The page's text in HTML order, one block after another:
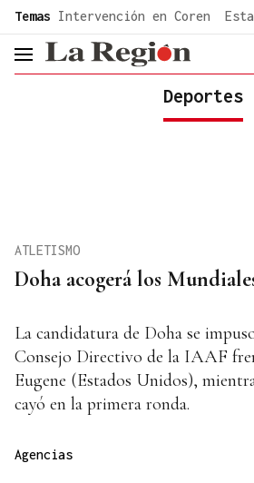
common.go-to-content
Temas Intervención en Coren
header.menu.open
Deportes
Doha acogerá los
ATLETISMO
La candidatura de Doha se
Consejo Directivo de la IAAF
Eugene (Estados Unidos),
cayó en la primera ronda.
Agencias